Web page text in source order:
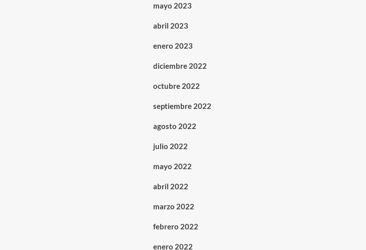
mayo 2023
abril 2023
enero 2023
diciembre 2022
octubre 2022
septiembre 2022
agosto 2022
julio 2022
mayo 2022
abril 2022
marzo 2022
febrero 2022
enero 2022